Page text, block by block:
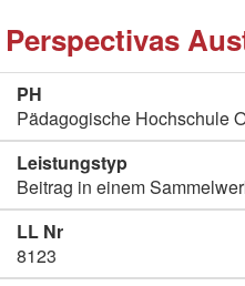
Perspectivas
PH
Pädagogische Hochschule
Leistungstyp
Beitrag in einem
LL Nr
8123